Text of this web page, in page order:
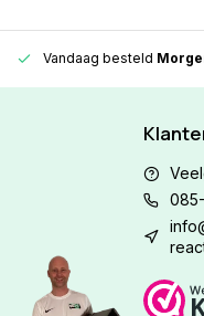
Vandaag besteld